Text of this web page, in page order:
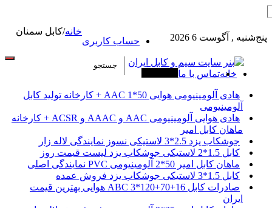
پنج‌شنبه , آگوست 6 2026 حساب کاربری
خانهتماس با ما
هادی آلومینیومی هوایی 50*1 AAC + کارخانه تولید کابل
آلومینیومی
هادی هوایی آلومینیومی AAC و AAAC و ACSR + کارخانه
ماهان کابل امیر
جوشکاب یزد 2.5*3 لاستیکی نسوز نمایندگی لاله زار
کابل 1.5*2 لاستیکی جوشکاب یزد لیست قیمت روز
ماهان کابل امیر 50*2 آلومینیومی PVC نمایندگی اصلی
کابل 1.5*3 لاستیکی جوشکاب یزد فروش عمده
صادرات کابل 16+70+120*3 ABC هوایی بهترین قیمت
ایران
خانه/کابل سمنان